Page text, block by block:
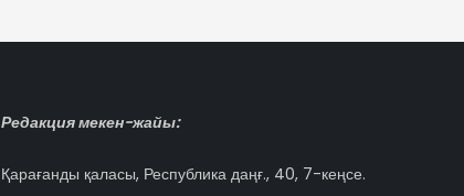
Редакция мекен-жайы:
Қарағанды қаласы, Республика даңғ., 40, 7-кеңсе.